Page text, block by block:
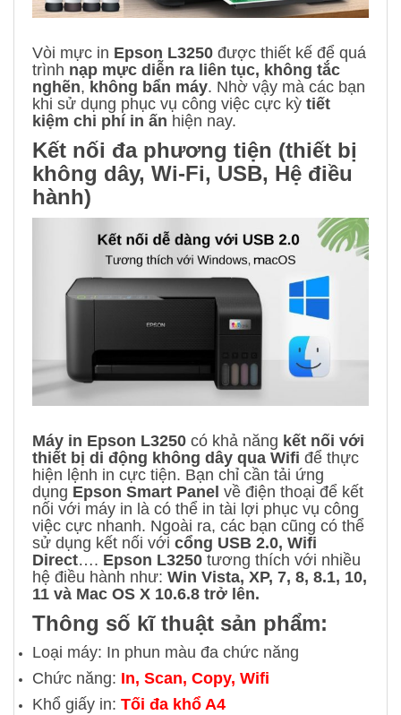
Vòi mực in Epson L3250 được thiết kế để quá
trình nạp mực diễn ra liên tục, không tắc
nghẽn, không bẩn máy. Nhờ vậy mà các bạn
khi sử dụng phục vụ công việc cực kỳ tiết
kiệm chi phí in ấn hiện nay.
Kết nối đa phương tiện (thiết bị
không dây, Wi-Fi, USB, Hệ điều
hành)
Máy in Epson L3250 có khả năng kết nối với
thiết bị di động không dây qua Wifi để thực
hiện lệnh in cực tiện. Bạn chỉ cần tải ứng
dụng Epson Smart Panel về điện thoại để kết
nối với máy in là có thể in tài lợi phục vụ công
việc cực nhanh. Ngoài ra, các bạn cũng có thể
sử dụng kết nối với cổng USB 2.0, Wifi
Direct…. Epson L3250 tương thích với nhiều
hệ điều hành như: Win Vista, XP, 7, 8, 8.1, 10,
11 và Mac OS X 10.6.8 trở lên.
Thông số kĩ thuật sản phẩm:
Loại máy: In phun màu đa chức năng
Chức năng: In, Scan, Copy, Wifi
Khổ giấy in: Tối đa khổ A4